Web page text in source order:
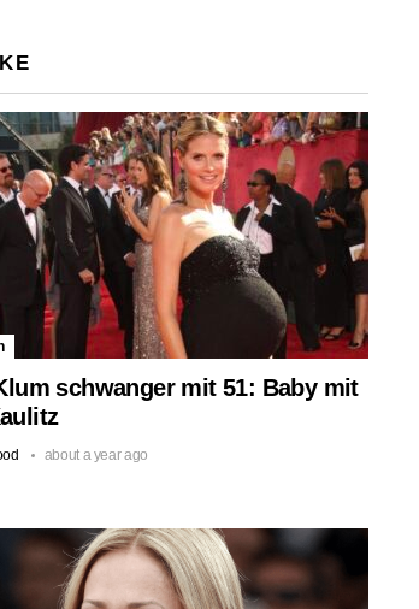
schwanger mit 51: Baby mit
about a year ago